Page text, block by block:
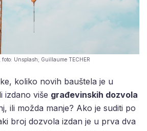
foto: Unsplash; Guillaume TECHER
koliko novih bauštela je u
izdano više građevinskih dozvola
ili možda manje? Ako je suditi po
broj dozvola izdan je u prva dva